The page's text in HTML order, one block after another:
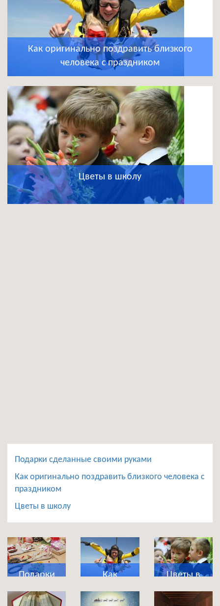
Как оригинально поздравить близкого
человека с праздником
Цветы в школу
Подарки сделанные своими руками
Как оригинально поздравить близкого человека с
праздником
Цветы в школу
Подарки
сделанные
своими
Как
оригинально
поздравить
Цветы в
школу